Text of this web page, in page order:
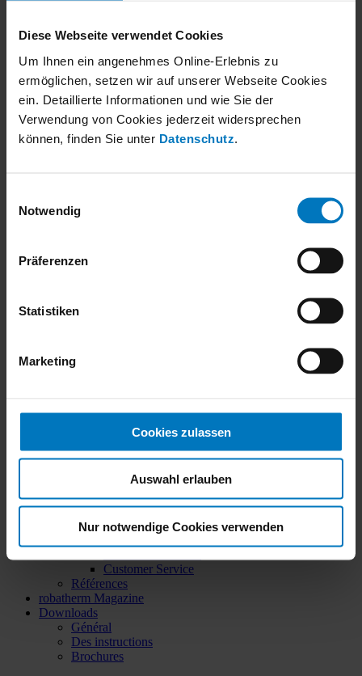
Diese Webseite verwendet Cookies
Um Ihnen ein angenehmes Online-Erlebnis zu
ermöglichen, setzen wir auf unserer Webseite Cookies
ein. Detaillierte Informationen und wie Sie der
Verwendung von Cookies jederzeit widersprechen
können, finden Sie unter Datenschutz
Notwendig
Präferenzen
Statistiken
Marketing
Cookies zulassen
Auswahl erlauben
Nur notwendige Cookies verwenden
Rapport de durabilité
Carrières
Vos Interlocuteurs
Candidatures spontanées
Offres d’emplois
Contact
Service commercial
Achats
Technologie
Aperçu
Les directives ErP
Norme de filtre à air
Label d’efficacité énergétique
BIM
Services
Factory Acceptance Test
Customer Service
Références
robatherm Magazine
Downloads
Général
Des instructions
Brochures